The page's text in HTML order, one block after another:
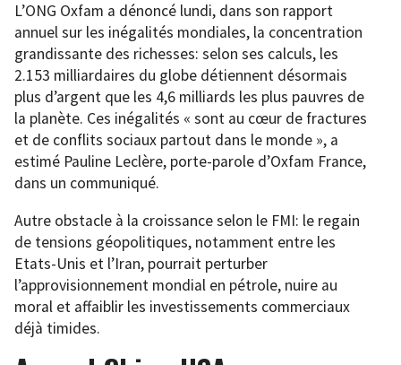
L’ONG Oxfam a dénoncé lundi, dans son rapport
annuel sur les inégalités mondiales, la concentration
grandissante des richesses: selon ses calculs, les
2.153 milliardaires du globe détiennent désormais
plus d’argent que les 4,6 milliards les plus pauvres de
la planète. Ces inégalités « sont au cœur de fractures
et de conflits sociaux partout dans le monde », a
estimé Pauline Leclère, porte-parole d’Oxfam France,
dans un communiqué.
Autre obstacle à la croissance selon le FMI: le regain
de tensions géopolitiques, notamment entre les
Etats-Unis et l’Iran, pourrait perturber
l’approvisionnement mondial en pétrole, nuire au
moral et affaiblir les investissements commerciaux
déjà timides.